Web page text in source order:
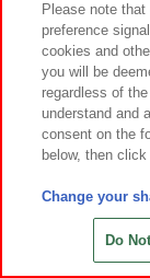
namcoアリ
店舗情報
入荷プライズ
Please note
preference
cookies and
you will be
regardless of
understand and
consent on the
below, then
Change your
Do